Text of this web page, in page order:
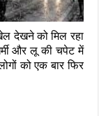
देखने को मिल रहा
और लू की चपेट में
को एक बार फिर